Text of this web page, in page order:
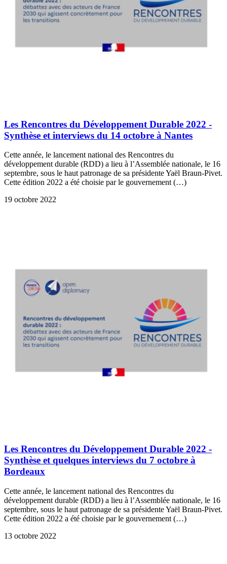
Les Rencontres du Développement Durable 2022 -
Synthèse et interviews du 14 octobre à Nantes
Cette année, le lancement national des Rencontres du
développement durable (RDD) a lieu à l’Assemblée nationale, le 16
septembre, sous le haut patronage de sa présidente Yaël Braun-Pivet.
Cette édition 2022 a été choisie par le gouvernement (…)
19 octobre 2022
Les Rencontres du Développement Durable 2022 -
Synthèse et quelques interviews du 7 octobre à
Bordeaux
Cette année, le lancement national des Rencontres du
développement durable (RDD) a lieu à l’Assemblée nationale, le 16
septembre, sous le haut patronage de sa présidente Yaël Braun-Pivet.
Cette édition 2022 a été choisie par le gouvernement (…)
13 octobre 2022